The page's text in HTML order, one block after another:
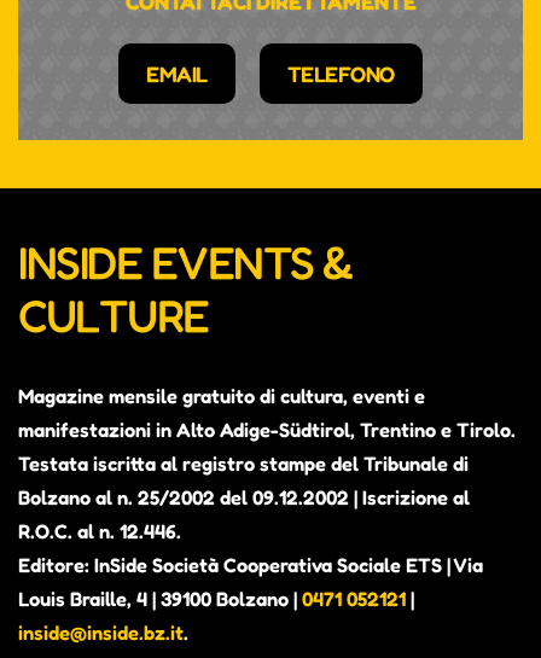
EMAIL TELEFONO
INSIDE EVENTS &
CULTURE
Magazine mensile gratuito di cultura, eventi e
manifestazioni in Alto Adige-Südtirol, Trentino e Tirolo.
Testata iscritta al registro stampe del Tribunale di
Bolzano al n. 25/2002 del 09.12.2002 | Iscrizione al
R.O.C. al n. 12.446.
Editore: InSide Società Cooperativa Sociale ETS | Via
Louis Braille, 4 | 39100 Bolzano | 0471 052121 |
inside@inside.bz.it.